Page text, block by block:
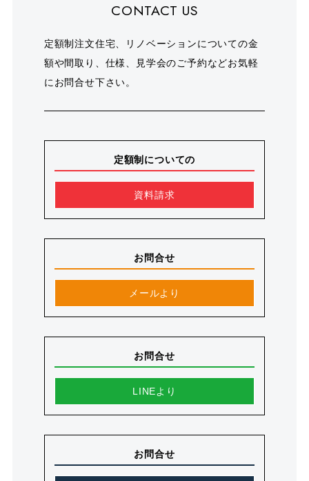
CONTACT US
定額制注文住宅、リノベーションについての金
額や間取り、仕様、見学会のご予約などお気軽
にお問合せ下さい。
定額制についての
資料請求
お問合せ
メールより
お問合せ
LINEより
お問合せ